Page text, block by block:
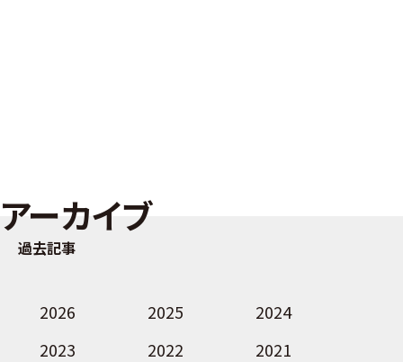
アーカイブ
過去記事
2026 2025
2024
2023
2022
2021